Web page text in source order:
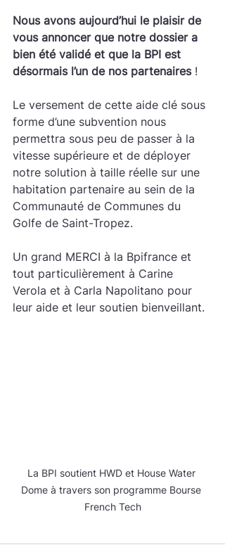
Nous avons aujourd’hui le plaisir de
vous annoncer que notre dossier a
bien été validé et que la BPI est
désormais l’un de nos partenaires !
Le versement de cette aide clé sous
forme d’une subvention nous
permettra sous peu de passer à la
vitesse supérieure et de déployer
notre solution à taille réelle sur une
habitation partenaire au sein de la
Communauté de Communes du
Golfe de Saint-Tropez.
Un grand MERCI à la Bpifrance et
tout particulièrement à Carine
Verola et à Carla Napolitano pour
leur aide et leur soutien bienveillant.
La BPI soutient HWD et House Water
Dome à travers son programme Bourse
French Tech